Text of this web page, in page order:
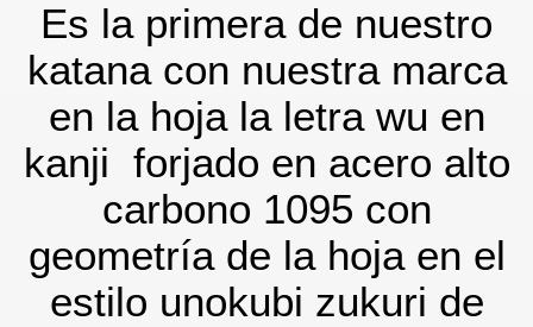
Es la primera de nuestro
katana con nuestra marca
en la hoja la letra wu en
kanji forjado en acero alto
carbono 1095 con
geometría de la hoja en el
estilo unokubi zukuri de